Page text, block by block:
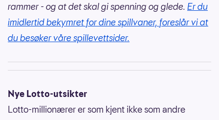
rammer - og at det skal gi spenning og glede. Er du
imidlertid bekymret for dine spillvaner, foreslår vi at
du besøker våre spillevettsider.
Nye Lotto-utsikter
Lotto-millionærer er som kjent ikke som andre